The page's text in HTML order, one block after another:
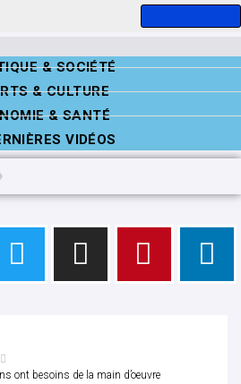
& SOCIÉTÉ
& CULTURE
& SANTÉ
VIDÉOS
ont besoins de la main d’oeuvre